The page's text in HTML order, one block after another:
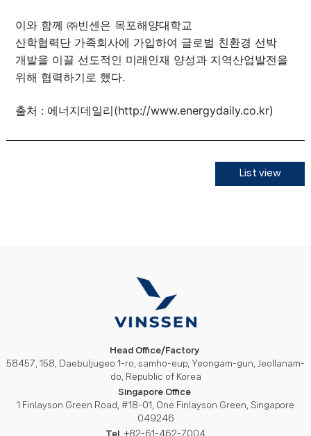
이와 함께 ㈜빈센은 목포해양대학교
산학협력단 가족회사에 가입하여 글로벌 친환경 선박
개발을 이끌 선도적인 미래인재 양성과 지역산업발전을
위해 협력하기로 했다.
출처 : 에너지데일리(http://www.energydaily.co.kr)
List view
Head Office/Factory
58457, 158, Daebuljugeo 1-ro, samho-eup, Yeongam-gun, Jeollanam-
do, Republic of Korea
Singapore Office
1 Finlayson Green Road, #18-01, One Finlayson Green, Singapore
049246
Tel
+82-61-462-7004